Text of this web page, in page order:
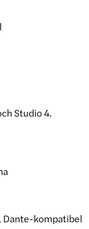
Studio 4.
Dante-kompatibel